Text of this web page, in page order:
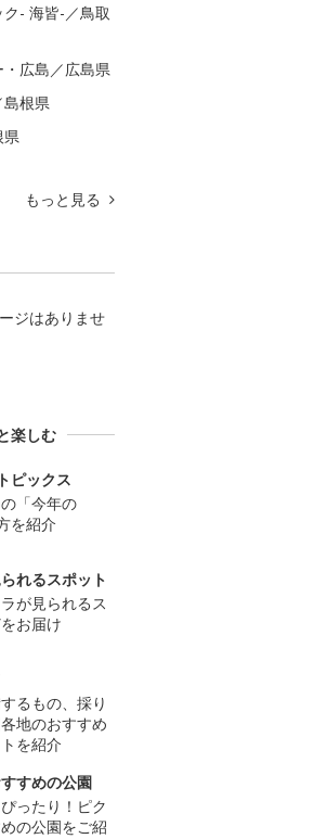
- 海皆-／鳥取
広島／広島県
島根県
県
もっと見る
ジはありませ
楽しむ
ピックス
「今年の
を紹介
れるスポット
が見られるス
お届け
るもの、採り
地のおすすめ
を紹介
すめの公園
ったり！ピク
の公園をご紹